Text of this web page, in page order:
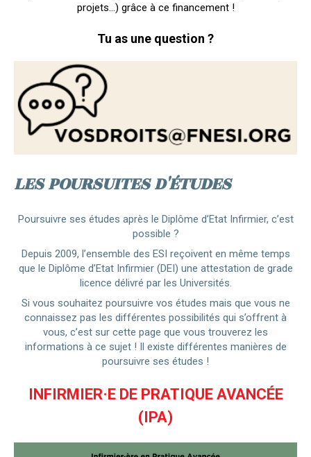
projets...) grâce à ce financement !
Tu as une question ?
LES POURSUITES D'ÉTUDES
Poursuivre ses études après le Diplôme d’Etat Infirmier, c’est
possible ?
Depuis 2009, l’ensemble des ESI reçoivent en même temps
que le Diplôme d’Etat Infirmier (DEI) une attestation de grade
licence délivré par les Universités.
Si vous souhaitez poursuivre vos études mais que vous ne
connaissez pas les différentes possibilités qui s’offrent à
vous, c’est sur cette page que vous trouverez les
informations à ce sujet ! Il existe différentes manières de
poursuivre ses études !
INFIRMIER·E DE PRATIQUE AVANCÉE
(IPA)